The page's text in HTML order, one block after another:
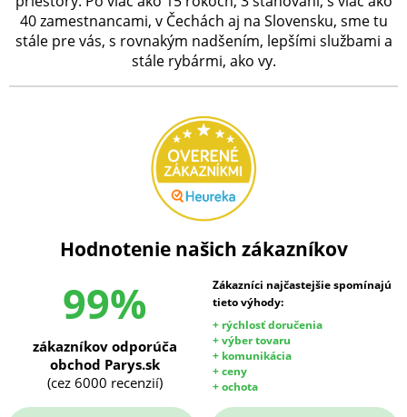
40 zamestnancami, v Čechách aj na Slovensku, sme tu
stále pre vás, s rovnakým nadšením, lepšími službami a
stále rybármi, ako vy.
Hodnotenie našich zákazníkov
99%
Zákazníci najčastejšie spomínajú
tieto výhody:
+ rýchlosť doručenia
+ výber tovaru
+ komunikácia
+ ceny
+ ochota
zákazníkov odporúča
obchod Parys.sk
(cez 6000 recenzií)